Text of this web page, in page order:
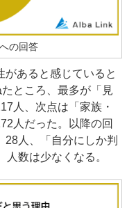
の回答
あると感じていると
ところ、最多が「見
人、次点は「家族・
人だった。以降の回
人、「自分にしか判
数は少なくなる。